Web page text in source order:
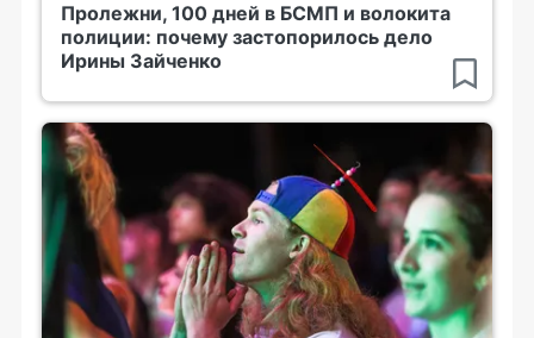
Пролежни, 100 дней в БСМП и волокита
полиции: почему застопорилось дело
Ирины Зайченко